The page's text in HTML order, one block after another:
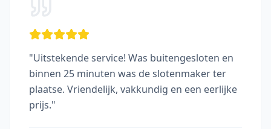
"Uitstekende service! Was buitengesloten en
binnen 25 minuten was de slotenmaker ter
plaatse. Vriendelijk, vakkundig en een eerlijke
prijs."